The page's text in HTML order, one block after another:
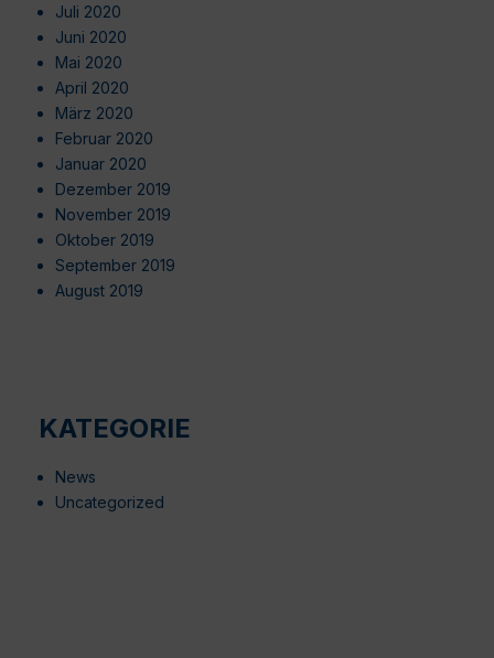
Juli 2020
Juni 2020
Mai 2020
April 2020
März 2020
Februar 2020
Januar 2020
Dezember 2019
November 2019
Oktober 2019
September 2019
August 2019
KATEGORIE
News
Uncategorized